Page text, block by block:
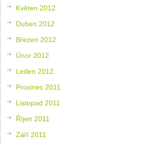
Květen 2012
Duben 2012
Březen 2012
Únor 2012
Leden 2012
Prosinec 2011
Listopad 2011
Říjen 2011
Září 2011